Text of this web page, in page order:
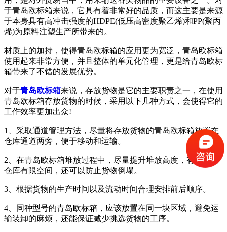
于青岛欧标箱来说，它具有着非常好的品质，而这主要是来源
于本身具有高冲击强度的HDPE(低压高密度聚乙烯)和PP(聚丙
烯)为原料注塑生产所带来的。
材质上的加持，使得青岛欧标箱的应用更为宽泛，青岛欧标箱
使用起来非常方便，并且整体的单元化管理，更是给青岛欧标
箱带来了不错的发展优势。
对于青岛欧标箱来说，存放货物是它的主要职责之一，在使用
青岛欧标箱存放货物的时候，采用以下几种方式，会使得它的
工作效率更加出众!
1、采取通道管理方法，尽量将存放货物的青岛欧标箱放置在
仓库通道两旁，便于移动和运输。
2、在青岛欧标箱堆放过程中，尽量提升堆放高度，有效利用
仓库有限空间，还可以防止货物倒塌。
3、根据货物的生产时间以及流动时间合理安排前后顺序。
4、同种型号的青岛欧标箱，应该放置在同一块区域，避免运
输装卸的麻烦，还能保证减少挑选货物的工序。